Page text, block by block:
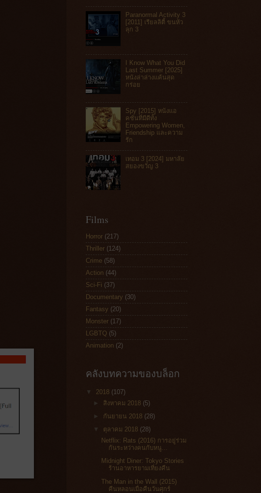
Paranormal Activity 3
[2011] เรียลลิตี้ ขนหัว
ลุก 3
I Know What You Did
Last Summer [2025]
หนังล่าล่างแค้นสุด
กร่อย
Spy [2015] หนังแอ
คชันที่มีดีทั้ง
Empowering Women,
Friendship และความ
รัก
เทอม 3 [2024] มหาลัย
สยองขวัญ 3
Films
Horror (217)
Thriller (124)
Crime (58)
Action (44)
Sci-Fi (37)
Documentary (30)
Fantasy (20)
Monster (17)
LGBTQ (5)
Animation (2)
คลังบทความของบล็อก
▼ 2018 (107)
► สิงหาคม 2018 (5)
► กันยายน 2018 (28)
▼ ตุลาคม 2018 (28)
Netflix: Rats (2016) การอยู่ร่วม
กันระหว่างคนกับหนู...
Midnight Diner: Tokyo Stories
ร้านอาหารยามเที่ยงคืน
The Man in the Wall (2015)
คืนหลอนเมื่อคืนวันศุกร์